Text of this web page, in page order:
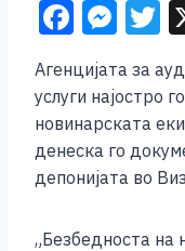
F
c
e
b
o
o
M
ss
e
n
g
er
T
tt
Агенцијата за
услуги најостро
новинарската
денеска го
депонијата во
„Безбедноста на